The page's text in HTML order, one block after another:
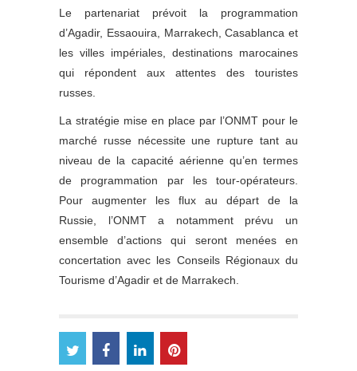
Le partenariat prévoit la programmation
d’Agadir, Essaouira, Marrakech, Casablanca et
les villes impériales, destinations marocaines
qui répondent aux attentes des touristes
russes.
La stratégie mise en place par l’ONMT pour le
marché russe nécessite une rupture tant au
niveau de la capacité aérienne qu’en termes
de programmation par les tour-opérateurs.
Pour augmenter les flux au départ de la
Russie, l’ONMT a notamment prévu un
ensemble d’actions qui seront menées en
concertation avec les Conseils Régionaux du
Tourisme d’Agadir et de Marrakech.